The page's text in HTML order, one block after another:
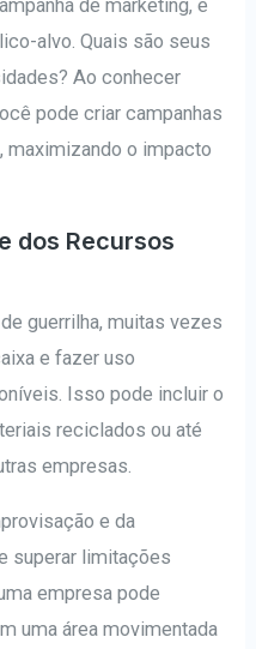
de marketing, é
alvo. Quais são seus
Ao conhecer
pode criar campanhas
o impacto
dos Recursos
guerrilha, muitas vezes
e fazer uso
Isso pode incluir o
reciclados ou até
empresas.
e da
superar limitações
empresa pode
uma área movimentada